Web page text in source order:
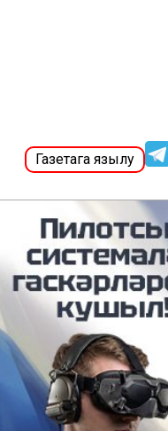
Газетага язылу